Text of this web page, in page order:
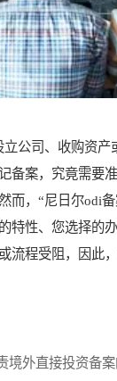
司、收购资产
备案，究竟需要
而，“尼日尔odi
特性、您选择的
流程受阻，因此
外直接投资备